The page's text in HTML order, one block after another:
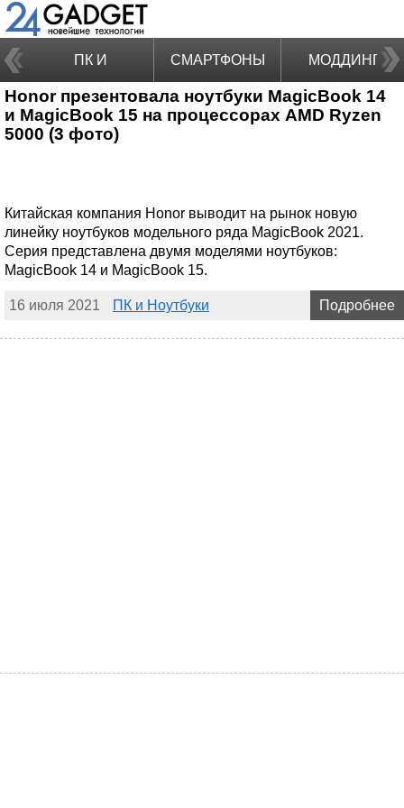
ПК И
НОУТБУКИ
СМАРТФОНЫ МОДДИНГ
Honor презентовала ноутбуки MagicBook 14
и MagicBook 15 на процессорах AMD Ryzen
5000 (3 фото)
Китайская компания Honor выводит на рынок новую
линейку ноутбуков модельного ряда MagicBook 2021.
Серия представлена двумя моделями ноутбуков:
MagicBook 14 и MagicBook 15.
16 июля 2021 ПК и Ноутбуки Подробнее